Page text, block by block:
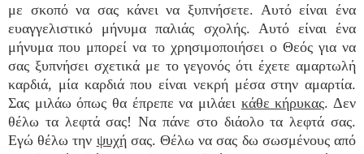
με σκοπό να σας κάνει να ξυπνήσετε. Αυτό είναι ένα
ευαγγελιστικό μήνυμα παλιάς σχολής. Αυτό είναι ένα
μήνυμα που μπορεί να το χρησιμοποιήσει ο Θεός για να
σας ξυπνήσει σχετικά με το γεγονός ότι έχετε αμαρτωλή
καρδιά, μία καρδιά που είναι νεκρή μέσα στην αμαρτία.
Σας μιλάω όπως θα έπρεπε να μιλάει κάθε κήρυκας. Δεν
θέλω τα λεφτά σας! Να πάνε στο διάολο τα λεφτά σας.
Εγώ θέλω την ψυχή σας. Θέλω να σας δω σωσμένους από